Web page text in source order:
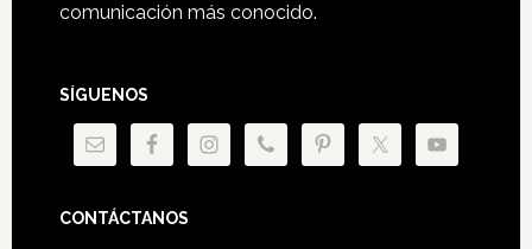
comunicación más conocido.
SÍGUENOS
CONTÁCTANOS